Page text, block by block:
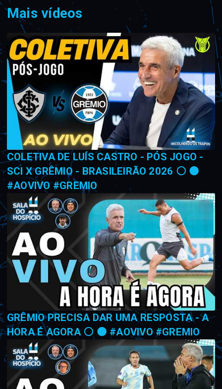
Mais vídeos
COLETIVA DE LUÍS CASTRO - PÓS JOGO -
SCI X GRÊMIO - BRASILEIRÃO 2026 ⚪ ⚫
#AOVIVO #GREMIO
GRÊMIO PRECISA DAR UMA RESPOSTA - A
HORA É AGORA ⚪ ⚫ #AOVIVO #GREMIO